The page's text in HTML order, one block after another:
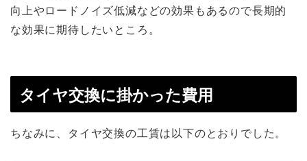
向上やロードノイズ低減などの効果もあるので長期的
な効果に期待したいところ。
タイヤ交換に掛かった費用
ちなみに、タイヤ交換の工賃は以下のとおりでした。